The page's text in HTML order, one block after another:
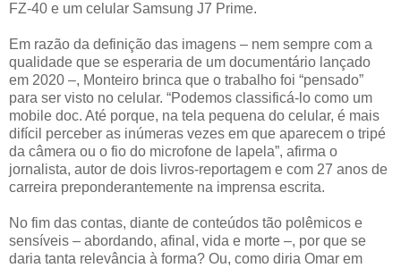
FZ-40 e um celular Samsung J7 Prime.
Em razão da definição das imagens – nem sempre com a
qualidade que se esperaria de um documentário lançado
em 2020 –, Monteiro brinca que o trabalho foi “pensado”
para ser visto no celular. “Podemos classificá-lo como um
mobile doc. Até porque, na tela pequena do celular, é mais
difícil perceber as inúmeras vezes em que aparecem o tripé
da câmera ou o fio do microfone de lapela”, afirma o
jornalista, autor de dois livros-reportagem e com 27 anos de
carreira preponderantemente na imprensa escrita.
No fim das contas, diante de conteúdos tão polêmicos e
sensíveis – abordando, afinal, vida e morte –, por que se
daria tanta relevância à forma? Ou, como diria Omar em